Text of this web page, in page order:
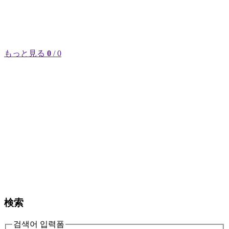
もっと見る 0 / 0
検索
검색어 입력폼